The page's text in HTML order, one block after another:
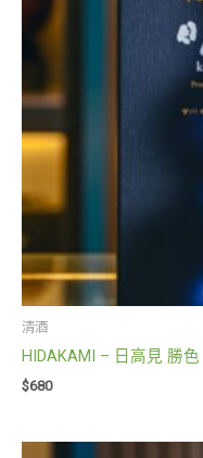
清酒
HIDAKAMI – 日高見 勝
$680